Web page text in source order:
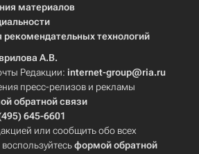
материалов
технологий
А.В.
Редакции: internet-group@ria.ru
пресс-релизов и рекламы
обратной связи
645-6601
или сообщить обо всех
формой обратной